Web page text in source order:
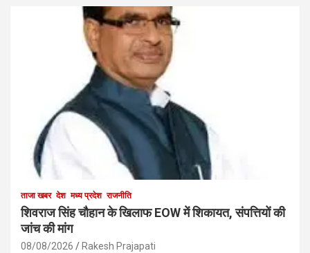
ताजा खबर देश मध्य प्रदेश राजनीति
शिवराज सिंह चौहान के खिलाफ EOW में शिकायत, संपत्तियों की
जांच की मांग
08/08/2026 Rakesh Prajapati